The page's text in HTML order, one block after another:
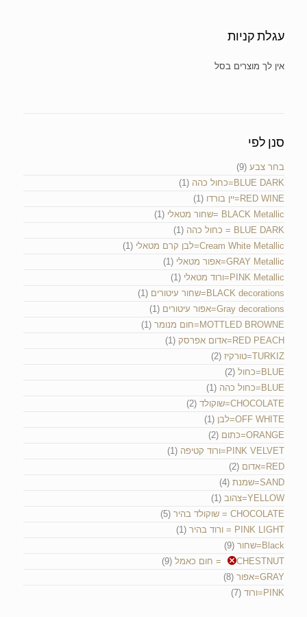
עגלת קניות
סנן לפי
בחר צבע (9)
BLUE DARK=כחול כהה
(1)
RED WINE=יין בורדו
(1)
BLACK Metallic =שחור מטאלי
(1)
BLUE DARK = כחול כהה
(1)
Cream White Metallic=לבן קרם מטאלי
(1)
GRAY Metallic=אפור מטאלי
(1)
PINK Metallic=ורוד מטאלי
(1)
BLACK decorations=שחור עיטורים
(1)
Gray decorations=אפור עיטורים
(1)
MOTTLED BROWNE=חום מנומר
(1)
RED PEACH=אדום אפרסק
(1)
TURKIZ=טורקיז
(2)
BLUE=כחול
(2)
BLUE=כחול כהה
(1)
CHOCOLATE=שוקולד
(2)
OFF WHITE=לבן
(1)
ORANGE=כתום
(2)
PINK VELVET=ורוד קטיפה
(1)
RED=אדום
(2)
SAND=שמנת
(4)
YELLOW=צהוב
(1)
CHOCOLATE = שוקולד בהיר
(5)
PINK LIGHT = ורוד בהיר
(1)
Black=שחור
(9)
CHESTNUT= חום כאמל
(9)
GRAY=אפור
(8)
PINK=ורוד
(7)